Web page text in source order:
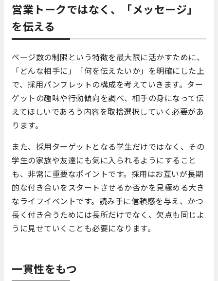
営業トークではなく、「メッセージ」
を伝える
ページ数の制限という特徴を最大限に活かすために、
「どんな相手に」「何を伝えたいか」を明確にした上
で、採用パンフレットの構成を考えていきます。ター
ゲットの趣味や行動傾向を調べ、相手の身になって伝
えてほしいであろう内容を取捨選択していく必要があ
ります。
また、採用ターゲットとなる学生だけではなく、その
学生の家族や友達にも気に入られるようにすること
も、非常に重要なポイントです。採用はお互いが長期
的な付き合いをスタートさせるか否かを見極める大き
なライフイベントです。読み手に信頼感を与え、かつ
長く付き合うためには長所だけでなく、欠点も同じよ
うに見せていくことも必要になります。
一貫性をもつ